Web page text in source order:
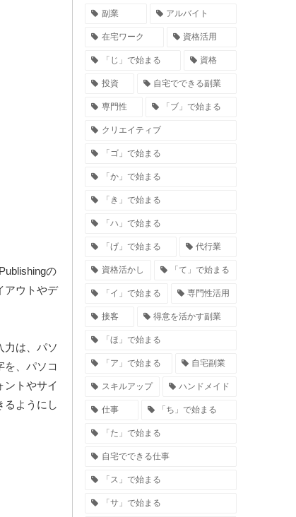
の
アウトやデ
力は、パソ
を、パソコ
ントやサイ
るようにし
副業 アルバイト
在宅ワーク 資格活用
「じ」で始まる 資格
投資 自宅でできる副業
専門性 「ブ」で始まる
クリエイティブ
「ゴ」で始まる
「か」で始まる
「き」で始まる
「ハ」で始まる
「げ」で始まる 代行業
資格活かし 「て」で始まる
「イ」で始まる 専門性活用
接客 得意を活かす副業
「ほ」で始まる
「ア」で始まる 自宅副業
スキルアップ ハンドメイド
仕事 「ち」で始まる
「た」で始まる
自宅でできる仕事
「ス」で始まる
「サ」で始まる